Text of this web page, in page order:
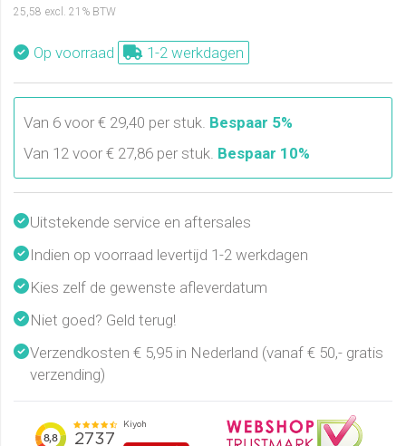
25,58 excl. 21% BTW
Op voorraad 1-2 werkdagen
Van 6 voor € 29,40 per stuk. Bespaar 5%
Van 12 voor € 27,86 per stuk. Bespaar 10%
Uitstekende service en aftersales
Indien op voorraad levertijd 1-2 werkdagen
Kies zelf de gewenste afleverdatum
Niet goed? Geld terug!
Verzendkosten € 5,95 in Nederland (vanaf € 50,- gratis
verzending)